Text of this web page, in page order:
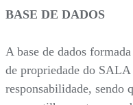
BASE DE DADOS
A base de dados
de propriedade do SALA
responsabilidade, sendo